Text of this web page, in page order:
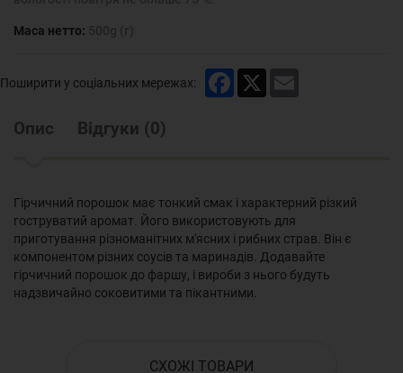
Маса нетто:
Поширити у соціальних мережах: Facebook
Опис Відгуки (0)
Гірчичний порошок має тонкий смак і характерний різкий
гоструватий аромат. Його використовують для
приготування різноманітних м'ясних і рибних страв. Він є
компонентом різних соусів та маринадів. Додавайте
гірчичний порошок до фаршу, і вироби з нього будуть
надзвичайно соковитими та пікантними.
СХОЖІ ТОВАРИ